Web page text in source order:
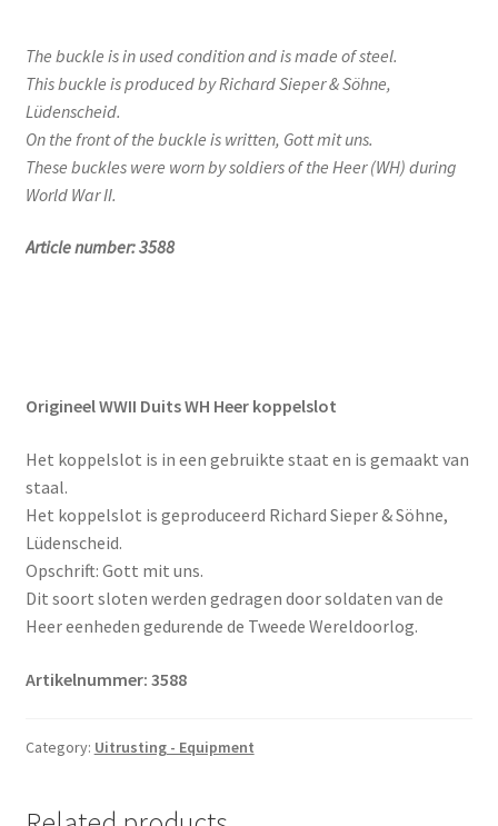
The buckle is in used condition and is made of steel.
This buckle is produced by Richard Sieper & Söhne,
Lüdenscheid.
On the front of the buckle is written, Gott mit uns.
These buckles were worn by soldiers of the Heer (WH) during
World War II.
Article number: 3588
Origineel WWII Duits WH Heer koppelslot
Het koppelslot is in een gebruikte staat en is gemaakt van
staal.
Het koppelslot is geproduceerd Richard Sieper & Söhne,
Lüdenscheid.
Opschrift: Gott mit uns.
Dit soort sloten werden gedragen door soldaten van de
Heer eenheden gedurende de Tweede Wereldoorlog.
Artikelnummer: 3588
Category: Uitrusting - Equipment